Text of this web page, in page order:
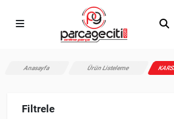
Anasayfa Ürün Listeleme
Filtrele